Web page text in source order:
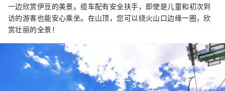
一边欣赏伊豆的美景。缆车配有安全扶手，即使是儿童和初次到
访的游客也能安心乘坐。在山顶，您可以绕火山口边缘一圈，欣
赏壮丽的全景！